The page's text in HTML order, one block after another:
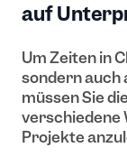
auf
Um Zeiten in
sondern auch
müssen Sie
verschiedene
Projekte